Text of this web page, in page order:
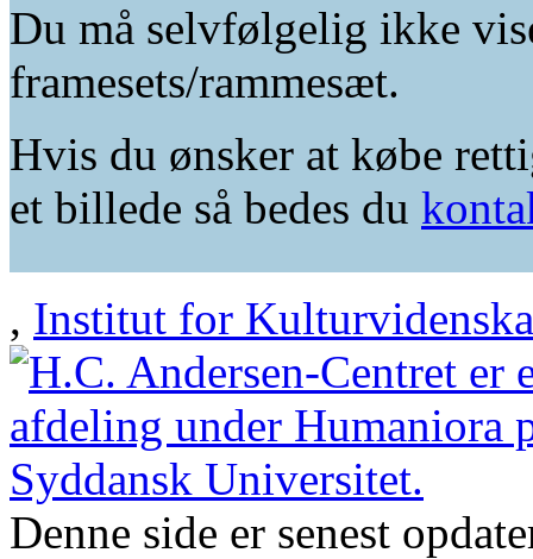
Du må selvfølgelig ikke
framesets/rammesæt.
Hvis du ønsker at købe
et billede så bedes du
, Institut for
Denne side er senest